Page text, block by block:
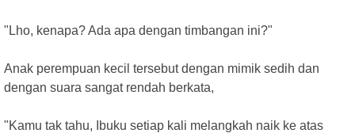
"Lho, kenapa? Ada apa dengan timbangan ini?"
Anak perempuan kecil tersebut dengan mimik sedih dan
dengan suara sangat rendah berkata,
"Kamu tak tahu, Ibuku setiap kali melangkah naik ke atas